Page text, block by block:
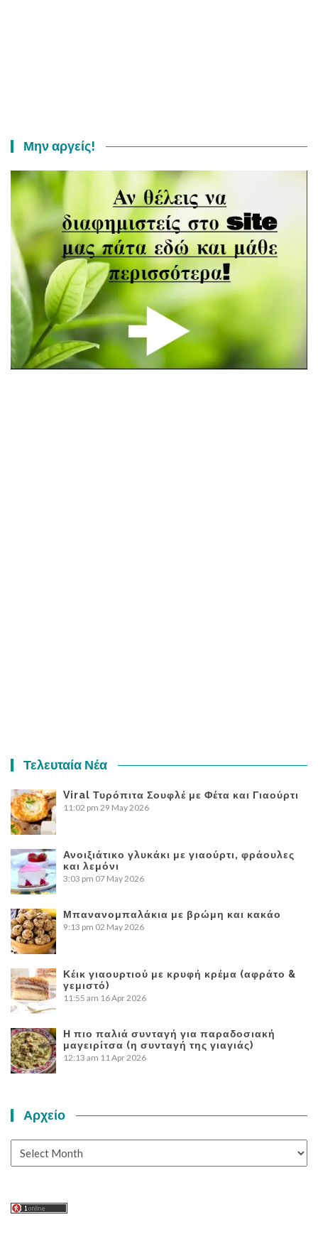
Μην αργείς!
Τελευταία Νέα
Viral Τυρόπιτα Σουφλέ με Φέτα και Γιαούρτι
11:02 pm 29 May 2026
Ανοιξιάτικο γλυκάκι με γιαούρτι, φράουλες
και λεμόνι
3:03 pm 07 May 2026
Μπανανομπαλάκια με βρώμη και κακάο
9:13 pm 02 May 2026
Κέικ γιαουρτιού με κρυφή κρέμα (αφράτο &
γεμιστό)
11:55 am 16 Apr 2026
Η πιο παλιά συνταγή για παραδοσιακή
μαγειρίτσα (η συνταγή της γιαγιάς)
12:13 am 11 Apr 2026
Αρχείο